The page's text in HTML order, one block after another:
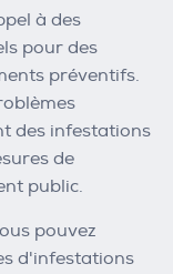
à des
pour des
préventifs.
des infestations
de
public.
pouvez
d'infestations